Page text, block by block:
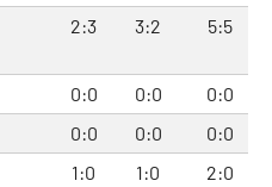
2:3 3:2 5:5
0:0 0:0
0:0
0:0 0:0
0:0
1:0 1:0 2:0